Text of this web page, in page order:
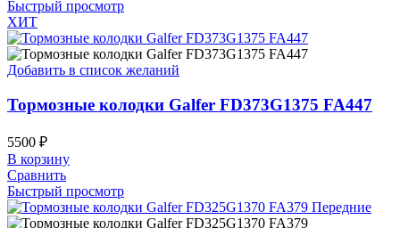
Быстрый просмотр
ХИТ
Добавить в список желаний
Тормозные колодки Galfer FD373G1375 FA447
5500 ₽
В корзину
Сравнить
Быстрый просмотр